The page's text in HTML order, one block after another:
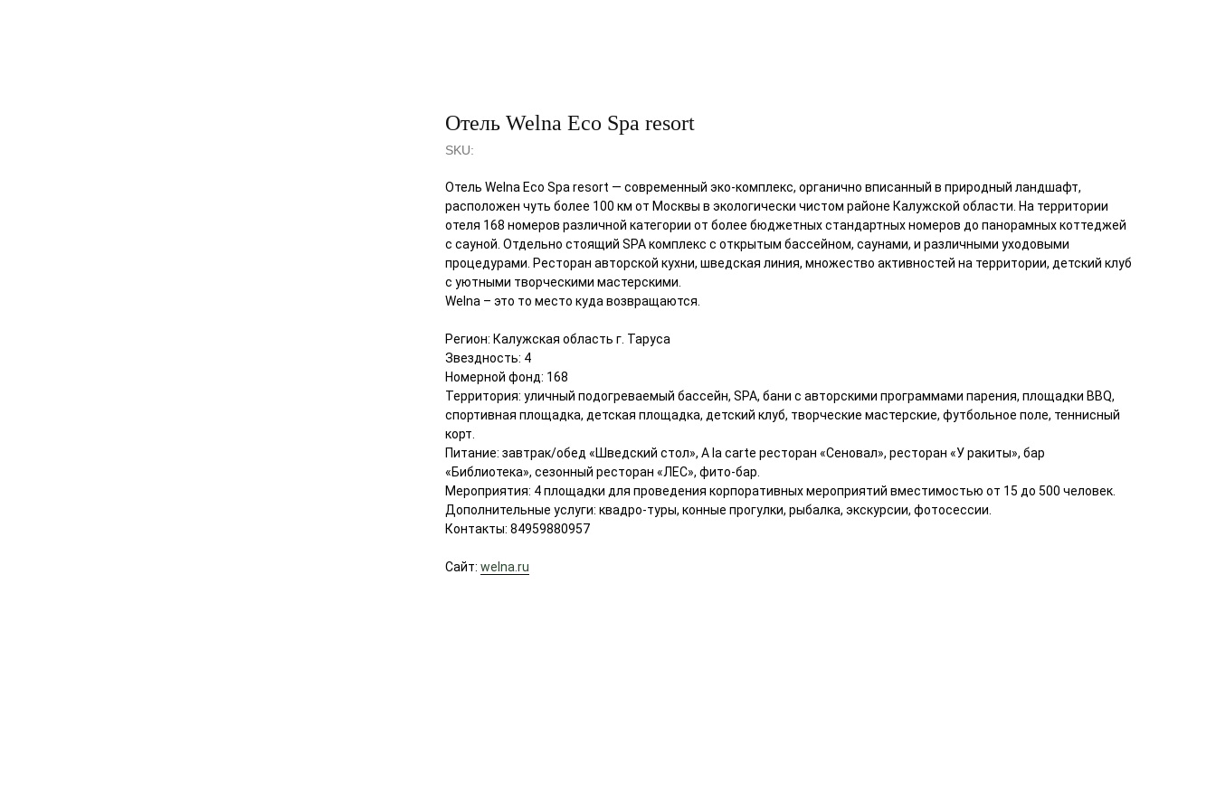
Отель Welna Eco Spa resort
SKU:
Отель Welna Eco Spa resort — современный эко-комплекс, органично вписанный в природный ландшафт,
расположен чуть более 100 км от Москвы в экологически чистом районе Калужской области. На территории
отеля 168 номеров различной категории от более бюджетных стандартных номеров до панорамных коттеджей
с сауной. Отдельно стоящий SPA комплекс с открытым бассейном, саунами, и различными уходовыми
процедурами. Ресторан авторской кухни, шведская линия, множество активностей на территории, детский клуб
с уютными творческими мастерскими.
Welna – это то место куда возвращаются.
Регион: Калужская область г. Таруса
Звездность: 4
Номерной фонд: 168
Территория: уличный подогреваемый бассейн, SPA, бани с авторскими программами парения, площадки BBQ,
спортивная площадка, детская площадка, детский клуб, творческие мастерские, футбольное поле, теннисный
корт.
Питание: завтрак/обед «Шведский стол», A la carte ресторан «Сеновал», ресторан «У ракиты», бар
«Библиотека», сезонный ресторан «ЛЕС», фито-бар.
Мероприятия: 4 площадки для проведения корпоративных мероприятий вместимостью от 15 до 500 человек.
Дополнительные услуги: квадро-туры, конные прогулки, рыбалка, экскурсии, фотосессии.
Контакты: 84959880957
Сайт: welna.ru